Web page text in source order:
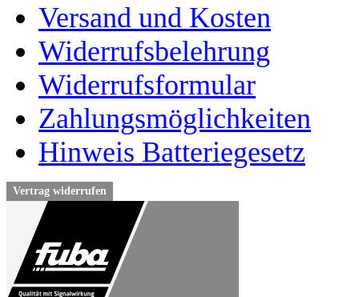
Versand und Kosten
Widerrufsbelehrung
Widerrufsformular
Zahlungsmöglichkeiten
Hinweis Batteriegesetz
Vertrag widerrufen